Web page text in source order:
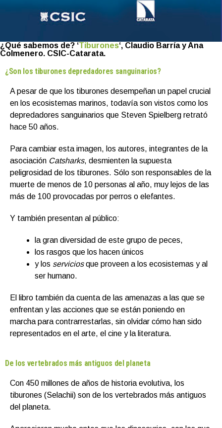
¿Qué sabemos de? ‘Tiburones‘, Claudio Barría y Ana
Colmenero. CSIC-Catarata.
¿Son los tiburones depredadores sanguinarios?
A pesar de que los tiburones desempeñan un papel crucial
en los ecosistemas marinos, todavía son vistos como los
depredadores sanguinarios que Steven Spielberg retrató
hace 50 años.
Para cambiar esta imagen, los autores, integrantes de la
asociación Catsharks, desmienten la supuesta
peligrosidad de los tiburones. Sólo son responsables de la
muerte de menos de 10 personas al año, muy lejos de las
más de 100 provocadas por perros o elefantes.
Y también presentan al público:
la gran diversidad de este grupo de peces,
los rasgos que los hacen únicos
y los serviciosque proveen a los ecosistemas y al
ser humano.
El libro también da cuenta de las amenazas a las que se
enfrentan y las acciones que se están poniendo en
marcha para contrarrestarlas, sin olvidar cómo han sido
representados en el arte, el cine y la literatura.
De los vertebrados más antiguos del planeta
Con 450 millones de años de historia evolutiva, los
tiburones (Selachii) son de los vertebrados más antiguos
del planeta.